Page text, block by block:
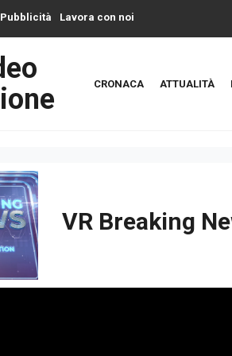
Pubblicità Lavora con noi
CRONACA ATTUALITÀ
VR Breaking